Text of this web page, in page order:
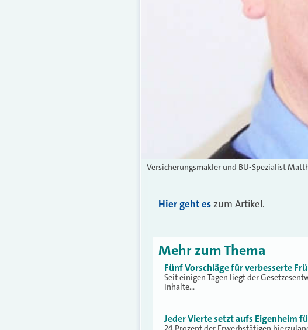
Versicherungsmakler und BU-Spezialist
Hier geht eszum Artikel.
Mehr zum Thema
Fünf Vorschläge für verbesserte
Seit einigen Tagen liegt der
Inhalte…
Jeder Vierte setzt aufs Eigenheim